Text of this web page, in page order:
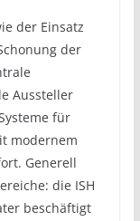
der Einsatz
der
Aussteller
für
modernem
Generell
die ISH
beschäftigt